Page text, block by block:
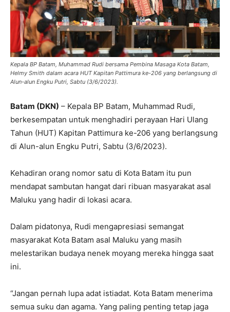
Kepala BP Batam, Muhammad Rudi bersama Pembina Masaga Kota Batam,
Helmy Smith dalam acara HUT Kapitan Pattimura ke-206 yang berlangsung di
Alun-alun Engku Putri, Sabtu (3/6/2023).
Batam (DKN) – Kepala BP Batam, Muhammad Rudi,
berkesempatan untuk menghadiri perayaan Hari Ulang
Tahun (HUT) Kapitan Pattimura ke-206 yang berlangsung
di Alun-alun Engku Putri, Sabtu (3/6/2023).
Kehadiran orang nomor satu di Kota Batam itu pun
mendapat sambutan hangat dari ribuan masyarakat asal
Maluku yang hadir di lokasi acara.
Dalam pidatonya, Rudi mengapresiasi semangat
masyarakat Kota Batam asal Maluku yang masih
melestarikan budaya nenek moyang mereka hingga saat
ini.
“Jangan pernah lupa adat istiadat. Kota Batam menerima
semua suku dan agama. Yang paling penting tetap jaga